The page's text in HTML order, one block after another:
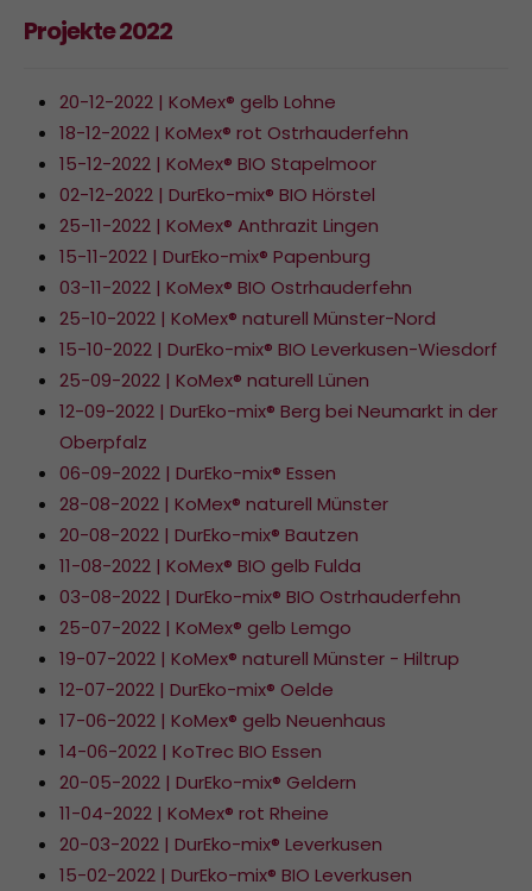
Projekte 2022
20-12-2022 | KoMex® gelb Lohne
18-12-2022 | KoMex® rot Ostrhauderfehn
15-12-2022 | KoMex® BIO Stapelmoor
02-12-2022 | DurEko-mix® BIO Hörstel
25-11-2022 | KoMex® Anthrazit Lingen
15-11-2022 | DurEko-mix® Papenburg
03-11-2022 | KoMex® BIO Ostrhauderfehn
25-10-2022 | KoMex® naturell Münster-Nord
15-10-2022 | DurEko-mix® BIO Leverkusen-Wiesdorf
25-09-2022 | KoMex® naturell Lünen
12-09-2022 | DurEko-mix® Berg bei Neumarkt in der
Oberpfalz
06-09-2022 | DurEko-mix® Essen
28-08-2022 | KoMex® naturell Münster
20-08-2022 | DurEko-mix® Bautzen
11-08-2022 | KoMex® BIO gelb Fulda
03-08-2022 | DurEko-mix® BIO Ostrhauderfehn
25-07-2022 | KoMex® gelb Lemgo
19-07-2022 | KoMex® naturell Münster - Hiltrup
12-07-2022 | DurEko-mix® Oelde
17-06-2022 | KoMex® gelb Neuenhaus
14-06-2022 | KoTrec BIO Essen
20-05-2022 | DurEko-mix® Geldern
11-04-2022 | KoMex® rot Rheine
20-03-2022 | DurEko-mix® Leverkusen
15-02-2022 | DurEko-mix® BIO Leverkusen